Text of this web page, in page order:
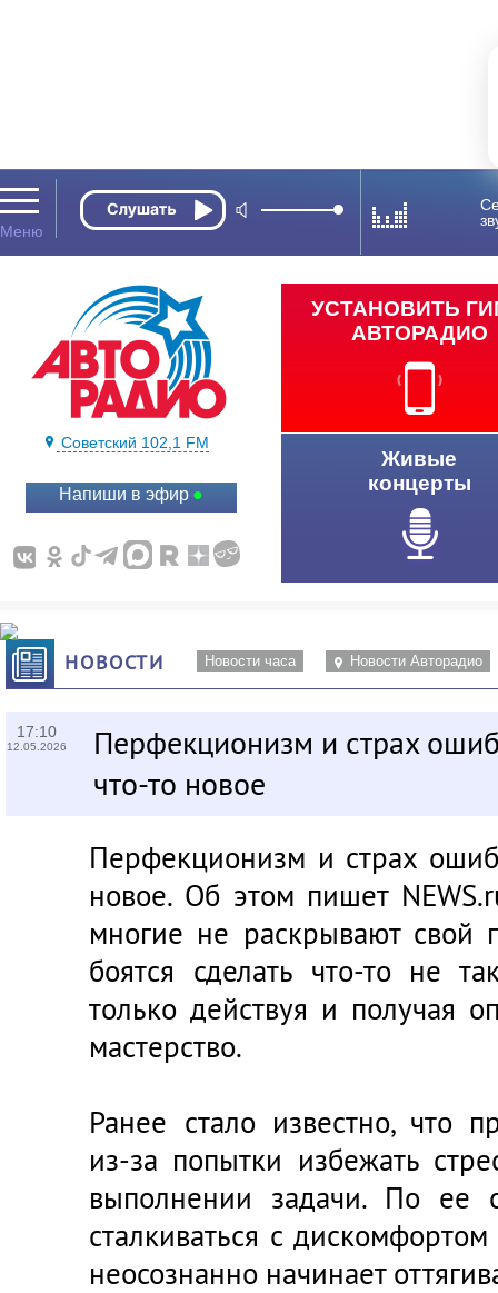
Советский 102,1 FM
Напиши в эфир
УСТАНОВИТЬ
АВТОРАДИО
Живые
концерты
НОВОСТИ Новости часа Новости Авторадио
17:10
12.05.2026
Перфекционизм и страх
что-то новое
Перфекционизм и страх
новое. Об этом пишет
многие не раскрывают свой
боятся сделать что-то не
только действуя и получая
мастерство.
Ранее стало известно, что
из-за попытки избежать
выполнении задачи. По ее
сталкиваться с
неосознанно начинает